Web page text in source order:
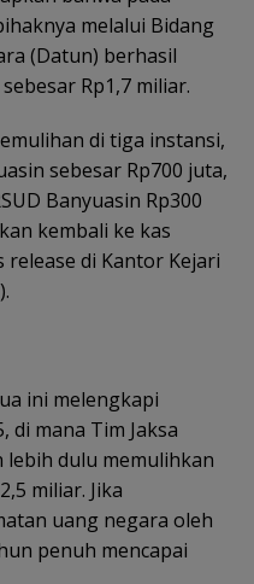
melalui Bidang
(Datun) berhasil
Rp1,7 miliar.
di tiga instansi,
sebesar Rp700 juta,
Banyuasin Rp300
kembali ke kas
release di Kantor Kejari
ini melengkapi
di mana Tim Jaksa
lebih dulu memulihkan
miliar. Jika
uang negara oleh
penuh mencapai